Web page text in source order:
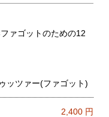
ァゴットのための12
ッツァー(ファゴット)
2,400円